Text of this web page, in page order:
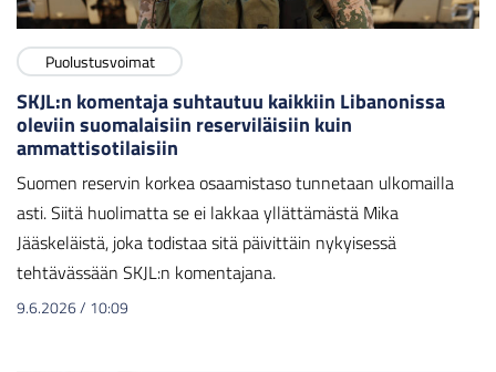
Puolustusvoimat
SKJL:n komentaja suhtautuu kaikkiin Libanonissa
oleviin suomalaisiin reserviläisiin kuin
ammattisotilaisiin
Suomen reservin korkea osaamistaso tunnetaan ulkomailla
asti. Siitä huolimatta se ei lakkaa yllättämästä Mika
Jääskeläistä, joka todistaa sitä päivittäin nykyisessä
tehtävässään SKJL:n komentajana.
9.6.2026/ 10:09